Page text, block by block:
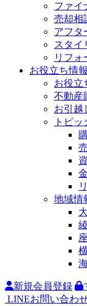
ファイ
売却相
アフタ
スタイ
リフォ
お役立ち情報
お役立
不動産
お引越
トピッ
地域情
新規会員登録
LINEお問い合わ